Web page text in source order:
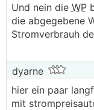
Und nein die WP
die abgegebene
Stromverbrauh
dyarne
hier ein paar
mit